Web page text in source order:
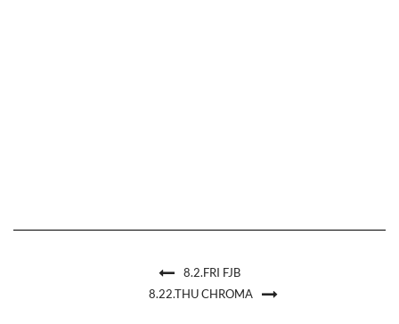
8.2.FRI FJB
8.22.THU CHROMA